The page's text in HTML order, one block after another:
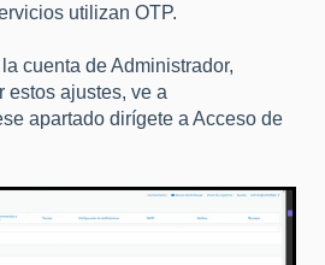
utilizan OTP.
cuenta de Administrador,
estos ajustes, ve a
apartado dirígete a Acceso de